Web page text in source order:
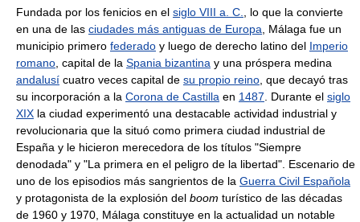
Fundada por los fenicios en el siglo VIII a. C.
, lo que la convierte
en una de las ciudades más antiguas de Europa , Málaga fue un
municipio primero federado y luego de derecho latino del Imperio
romano , capital de la Spania bizantina y una próspera medina
andalusí cuatro veces capital de su propio reino , que decayó tras
su incorporación a la Corona de Castilla en 1487 . Durante el siglo
XIX la ciudad experimentó una destacable actividad industrial y
revolucionaria que la situó como primera ciudad industrial de
España y le hicieron merecedora de los títulos "Siempre
denodada" y "La primera en el peligro de la libertad". Escenario de
uno de los episodios más sangrientos de la Guerra Civil Española
y protagonista de la explosión del boom turístico de las décadas
de 1960 y 1970, Málaga constituye en la actualidad un notable